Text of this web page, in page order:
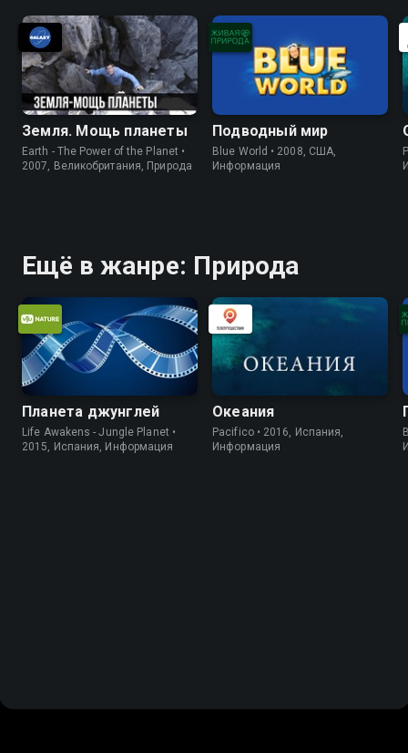
Земля. Мощь планеты
Earth - The Power of the Planet •
2007, Великобритания, Природа
Подводный мир
Blue World • 2008, США,
Информация
Ещё в жанре: Природа
Планета джунглей
Life Awakens - Jungle Planet •
2015, Испания, Информация
Океания
Pacifico • 2016, Испания,
Информация